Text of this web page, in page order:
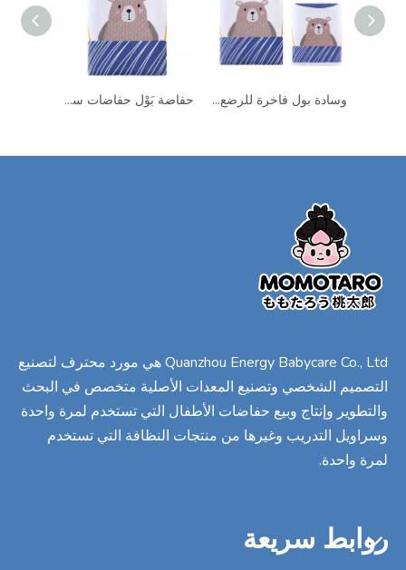
حفاضة بَوْل حفاضات سجادة لتغيير الحفاض فراش ورقة حامي مرتبة الطفل السرير ترطيب منصات منصات تبول للأطفال مقاوم للماء وتنفس وسادة بول فاخرة للرضع والأطفال الصغار، متينة ومقاومة للماء، وسادات ملاءة حفاضات قابلة للغسل وقابلة لإعادة الاستخدام
Quanzhou Energy Babycare Co., Ltd هي مورد محترف لتصنيع
التصميم الشخصي وتصنيع المعدات الأصلية متخصص في البحث
والتطوير وإنتاج وبيع حفاضات الأطفال التي تستخدم لمرة واحدة
وسراويل التدريب وغيرها من منتجات النظافة التي تستخدم
لمرة واحدة.
روابط سريعة